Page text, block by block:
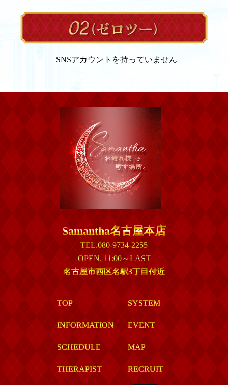
SNSアカウントを持っていません
Samantha名古屋本店
TEL.080-9734-2255
OPEN. 11:00～LAST
名古屋市西区名駅3丁目付近
TOP SYSTEM
INFORMATION EVENT
SCHEDULE MAP
THERAPIST RECRUIT